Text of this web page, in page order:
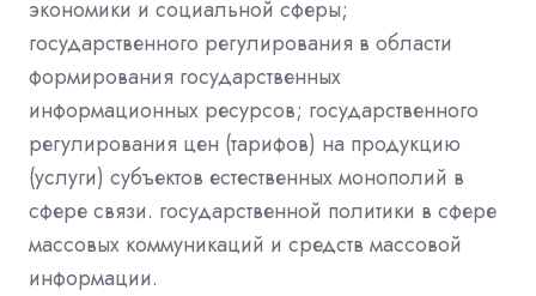
экономики и социальной сферы;
государственного регулирования в области
формирования государственных
информационных ресурсов; государственного
регулирования цен (тарифов) на продукцию
(услуги) субъектов естественных монополий в
сфере связи. государственной политики в сфере
массовых коммуникаций и средств массовой
информации.